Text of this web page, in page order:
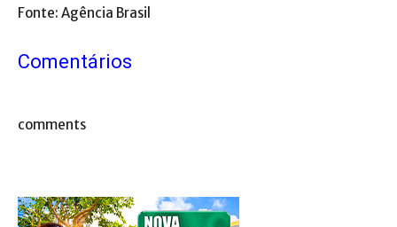
Fonte: Agência Brasil
Comentários
comments